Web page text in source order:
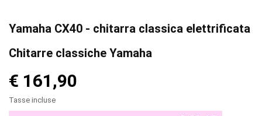
Yamaha CX40 - chitarra classica elettrificata
Chitarre classiche Yamaha
€ 161,90
Tasse incluse